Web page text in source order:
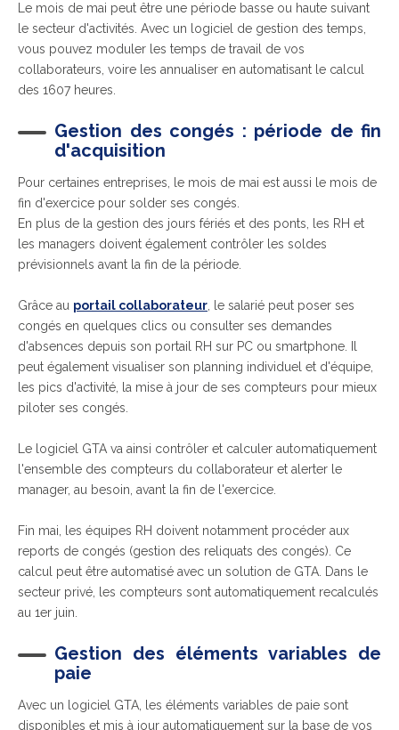
Le mois de mai peut être une période basse ou haute suivant
le secteur d'activités. Avec un logiciel de gestion des temps,
vous pouvez moduler les temps de travail de vos
collaborateurs, voire les annualiser en automatisant le calcul
des 1607 heures.
Gestion des congés : période de fin
d'acquisition
Pour certaines entreprises, le mois de mai est aussi le mois de
fin d'exercice pour solder ses congés.
En plus de la gestion des jours fériés et des ponts, les RH et
les managers doivent également contrôler les soldes
prévisionnels avant la fin de la période.
Grâce au portail collaborateur , le salarié peut poser ses
congés en quelques clics ou consulter ses demandes
d'absences depuis son portail RH sur PC ou smartphone. Il
peut également visualiser son planning individuel et d'équipe,
les pics d'activité, la mise à jour de ses compteurs pour mieux
piloter ses congés.
Le logiciel GTA va ainsi contrôler et calculer automatiquement
l'ensemble des compteurs du collaborateur et alerter le
manager, au besoin, avant la fin de l'exercice.
Fin mai, les équipes RH doivent notamment procéder aux
reports de congés (gestion des reliquats des congés). Ce
calcul peut être automatisé avec un solution de GTA. Dans le
secteur privé, les compteurs sont automatiquement recalculés
au 1er juin.
Gestion des éléments variables de
paie
Avec un logiciel GTA, les éléments variables de paie sont
disponibles et mis à jour automatiquement sur la base de vos